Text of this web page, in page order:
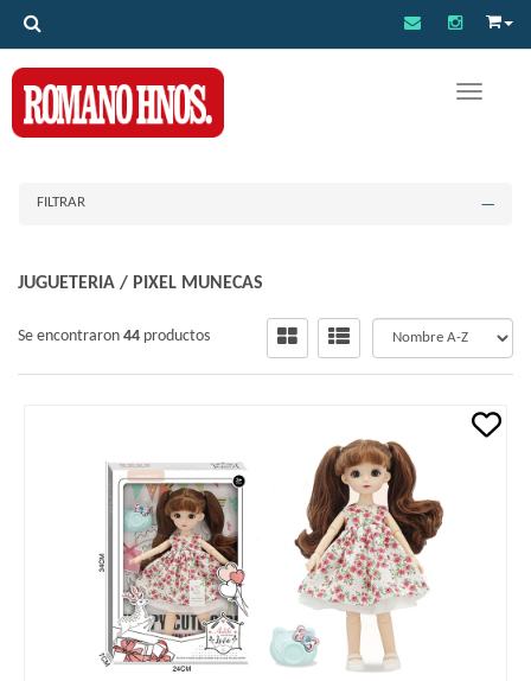
Toggle
FILTRAR
JUGUETERIA / PIXEL MUNECAS
Se encontraron 44 productos